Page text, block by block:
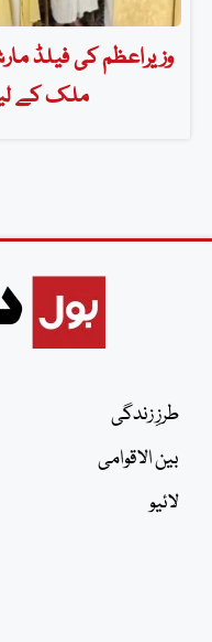
وزیراعظم کی فیلڈ
ملک کے
طرزِ زندگی
بین الاقوامی
لائیو